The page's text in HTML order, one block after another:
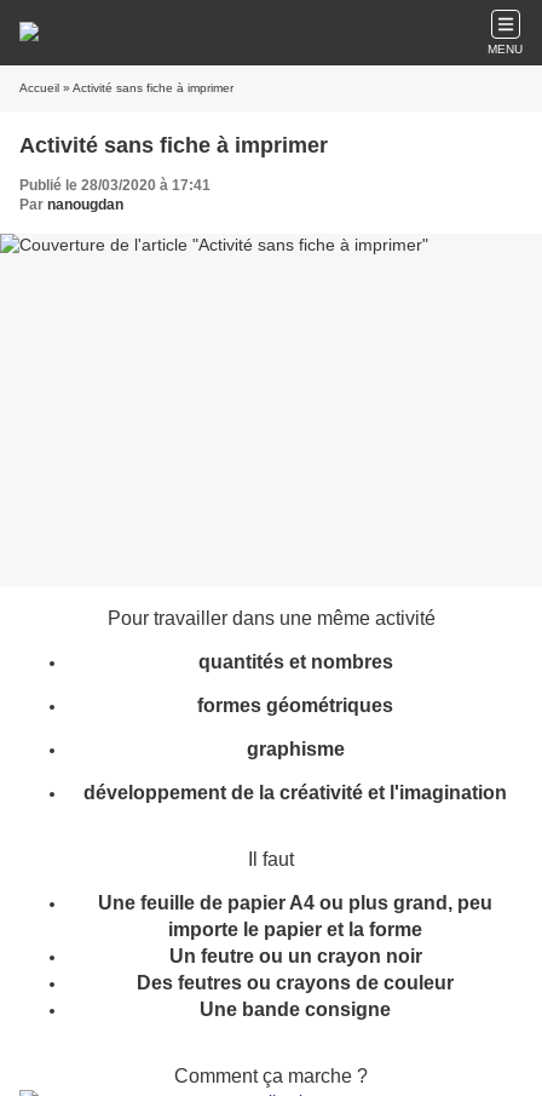
MENU
Accueil » Activité sans fiche à imprimer
Activité sans fiche à imprimer
Publié le 28/03/2020 à 17:41
Par nanougdan
Pour travailler dans une même activité
quantités et nombres
formes géométriques
graphisme
développement de la créativité et l'imagination
Il faut
Une feuille de papier A4 ou plus grand, peu
importe le papier et la forme
Un feutre ou un crayon noir
Des feutres ou crayons de couleur
Une bande consigne
Comment ça marche ?